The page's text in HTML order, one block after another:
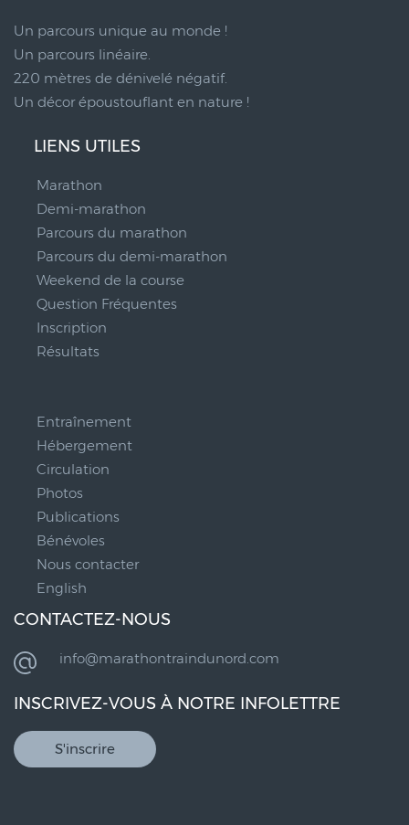
Un parcours unique au monde !
Un parcours linéaire.
220 mètres de dénivelé négatif.
Un décor époustouflant en nature !
LIENS UTILES
Marathon
Demi-marathon
Parcours du marathon
Parcours du demi-marathon
Weekend de la course
Question Fréquentes
Inscription
Résultats
Entraînement
Hébergement
Circulation
Photos
Publications
Bénévoles
Nous contacter
English
CONTACTEZ-NOUS
info@marathontraindunord.com
INSCRIVEZ-VOUS À NOTRE INFOLETTRE
S'inscrire